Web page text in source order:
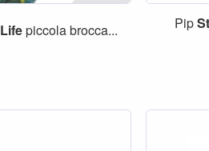
Lifepiccola brocca... Pip